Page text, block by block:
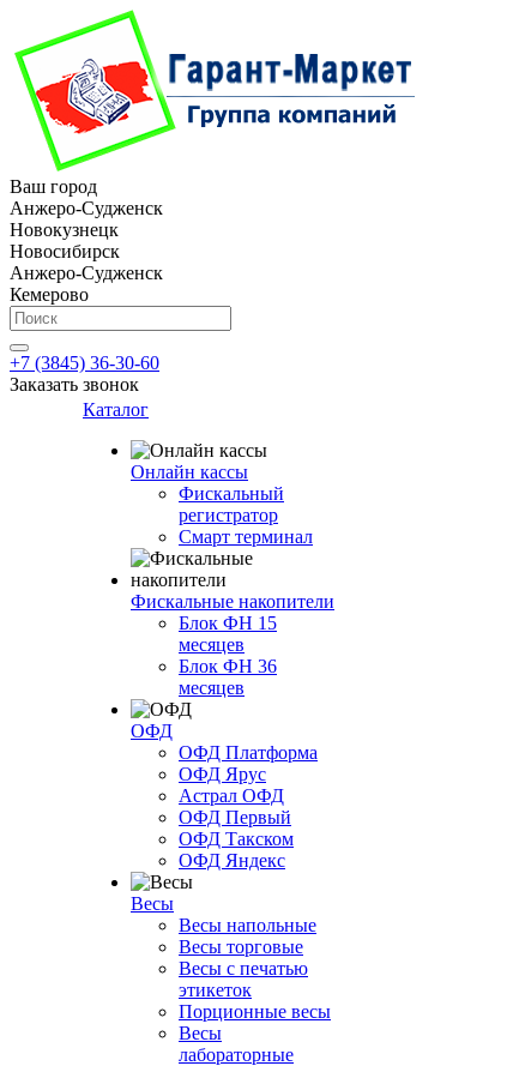
Ваш город
Анжеро-Судженск
Новокузнецк
Новосибирск
Анжеро-Судженск
Кемерово
+7 (3845) 36-30-60
Заказать звонок
Каталог
Онлайн кассы
Фискальный
регистратор
Смарт терминал
Фискальные накопители
Блок ФН 15
месяцев
Блок ФН 36
месяцев
ОФД
ОФД Платформа
ОФД Ярус
Астрал ОФД
ОФД Первый
ОФД Такском
ОФД Яндекс
Весы
Весы напольные
Весы торговые
Весы с печатью
этикеток
Порционные весы
Весы
лабораторные